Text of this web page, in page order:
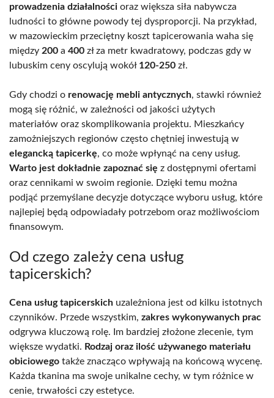
prowadzenia działalności oraz większa siła nabywcza
ludności to główne powody tej dysproporcji. Na przykład,
w mazowieckim przeciętny koszt tapicerowania waha się
między 200 a 400 zł za metr kwadratowy, podczas gdy w
lubuskim ceny oscylują wokół 120-250 zł.
Gdy chodzi o renowację mebli antycznych, stawki również
mogą się różnić, w zależności od jakości użytych
materiałów oraz skomplikowania projektu. Mieszkańcy
zamożniejszych regionów często chętniej inwestują w
elegancką tapicerkę, co może wpłynąć na ceny usług.
Warto jest dokładnie zapoznać się z dostępnymi ofertami
oraz cennikami w swoim regionie. Dzięki temu można
podjąć przemyślane decyzje dotyczące wyboru usług, które
najlepiej będą odpowiadały potrzebom oraz możliwościom
finansowym.
Od czego zależy cena usług
tapicerskich?
Cena usług tapicerskich uzależniona jest od kilku istotnych
czynników. Przede wszystkim, zakres wykonywanych prac
odgrywa kluczową rolę. Im bardziej złożone zlecenie, tym
większe wydatki. Rodzaj oraz ilość używanego materiału
obiciowego także znacząco wpływają na końcową wycenę.
Każda tkanina ma swoje unikalne cechy, w tym różnice w
cenie, trwałości czy estetyce.